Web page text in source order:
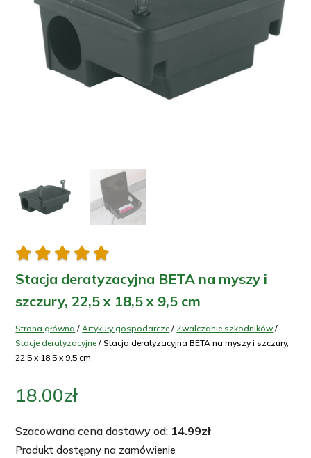
    
Stacja deratyzacyjna BETA na myszy i
szczury, 22,5 x 18,5 x 9,5 cm
Strona główna /Artykuły gospodarcze / Zwalczanie szkodników /
Stacje deratyzacyjne / Stacja deratyzacyjna BETA na myszy i szczury,
22,5 x 18,5 x 9,5 cm
18.00zł
Szacowana cena dostawy od: 14.99zł
Produkt dostępny na zamówienie